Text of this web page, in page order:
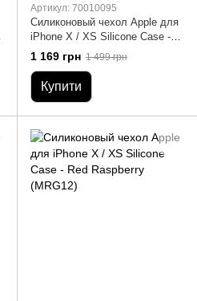
Артикул: 70010095
Силиконовый чехол Apple для
iPhone X / XS Silicone Case -
Lavender Gray (MTFC2)
1 169 грн 1 499 грн
Купити